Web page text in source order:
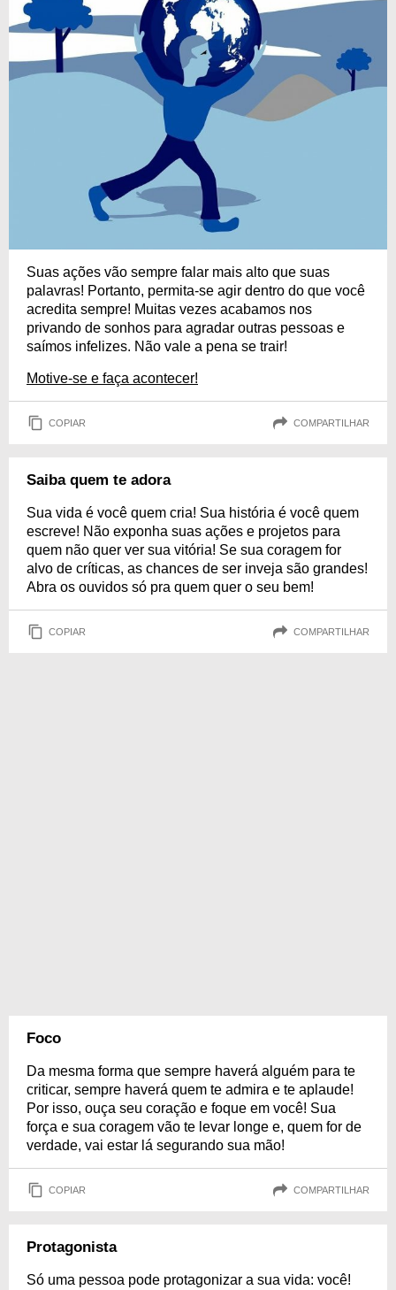
Suas ações vão sempre falar mais alto que suas
palavras! Portanto, permita-se agir dentro do que você
acredita sempre! Muitas vezes acabamos nos
privando de sonhos para agradar outras pessoas e
saímos infelizes. Não vale a pena se trair!
Motive-se e faça acontecer!
COPIAR COMPARTILHAR
Saiba quem te adora
Sua vida é você quem cria! Sua história é você quem
escreve! Não exponha suas ações e projetos para
quem não quer ver sua vitória! Se sua coragem for
alvo de críticas, as chances de ser inveja são grandes!
Abra os ouvidos só pra quem quer o seu bem!
COPIAR COMPARTILHAR
Foco
Da mesma forma que sempre haverá alguém para te
criticar, sempre haverá quem te admira e te aplaude!
Por isso, ouça seu coração e foque em você! Sua
força e sua coragem vão te levar longe e, quem for de
verdade, vai estar lá segurando sua mão!
COPIAR COMPARTILHAR
Protagonista
Só uma pessoa pode protagonizar a sua vida: você!